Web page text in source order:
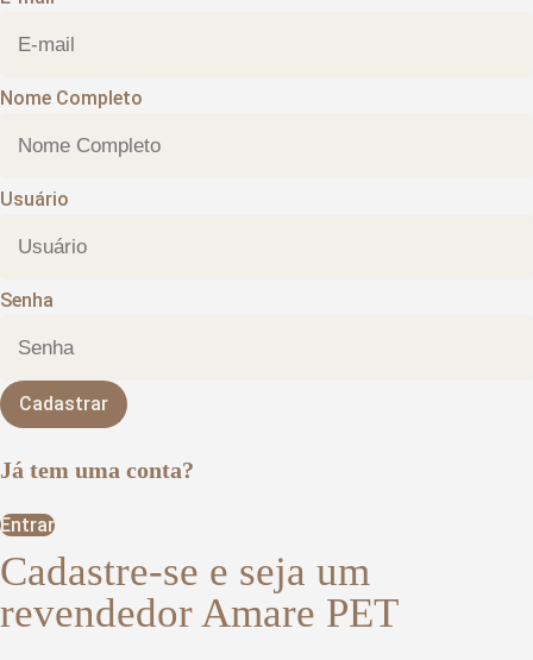
Nome Completo
Usuário
Senha
Cadastrar
Já tem uma conta?
Entrar
Cadastre-se e seja um
revendedor Amare PET